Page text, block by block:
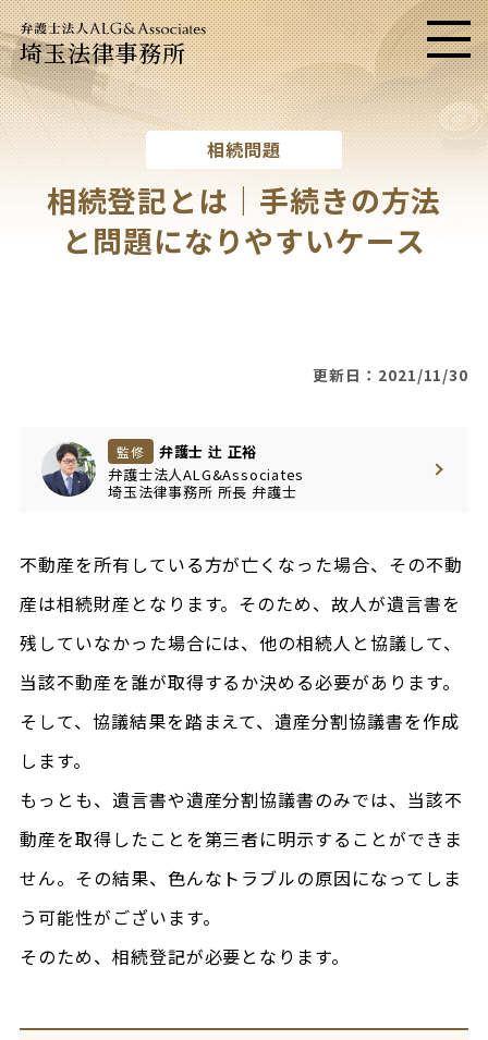
埼玉法律事務所 メニ
相続問題
相続登記とは｜手続きの方法
と問題になりやすいケース
更新日：2021/11/30
監修
弁護士 辻 正裕
弁護士法人ALG&Associates
埼玉法律事務所 所長 弁護士
不動産を所有している方が亡くなった場合、その不動
産は相続財産となります。そのため、故人が遺言書を
残していなかった場合には、他の相続人と協議して、
当該不動産を誰が取得するか決める必要があります。
そして、協議結果を踏まえて、遺産分割協議書を作成
します。
もっとも、遺言書や遺産分割協議書のみでは、当該不
動産を取得したことを第三者に明示することができま
せん。その結果、色んなトラブルの原因になってしま
う可能性がございます。
そのため、相続登記が必要となります。